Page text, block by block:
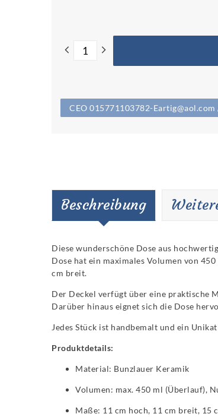
CEO 015771103782-
Beschreibung
Diese wunderschöne Dose aus
Dose hat ein maximales Volumen von
cm breit.
Der Deckel verfügt über eine praktische
Darüber hinaus eignet sich die Dose
Jedes Stück ist handbemalt und ein
Produktdetails:
Material: Bunzlauer Keramik
Volumen: max. 450 ml (Überlauf),
Maße: 11 cm hoch, 11 cm breit,